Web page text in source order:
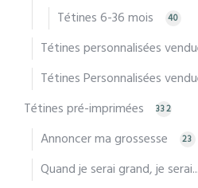
Tétines 6-36 mois 40
Tétines personnalisées
Tétines Personnalisées
Tétines pré-imprimées 332
Annoncer ma grossesse 23
Quand je serai grand, je serai...